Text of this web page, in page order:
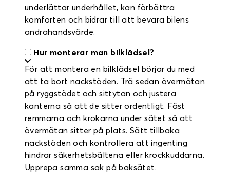
underlättar underhållet, kan förbättra
komforten och bidrar till att bevara bilens
andrahandsvärde.
Hur monterar man bilklädsel?
För att montera en bilklädsel börjar du med
att ta bort nackstöden. Trä sedan övermätan
på ryggstödet och sittytan och justera
kanterna så att de sitter ordentligt. Fäst
remmarna och krokarna under sätet så att
övermätan sitter på plats. Sätt tillbaka
nackstöden och kontrollera att ingenting
hindrar säkerhetsbältena eller krockkuddarna.
Upprepa samma sak på baksätet.